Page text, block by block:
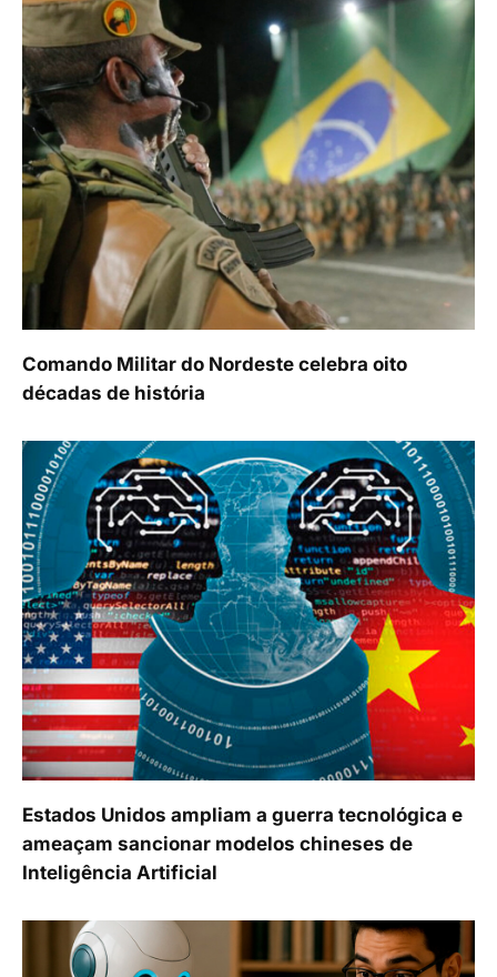
Comando Militar do Nordeste celebra oito
décadas de história
Estados Unidos ampliam a guerra tecnológica e
ameaçam sancionar modelos chineses de
Inteligência Artificial